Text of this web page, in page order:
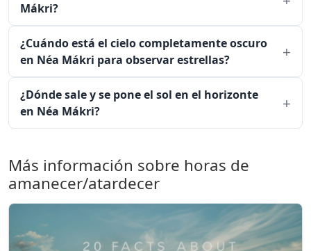
Mákri?
¿Cuándo está el cielo completamente oscuro
en Néa Mákri para observar estrellas?
¿Dónde sale y se pone el sol en el horizonte
en Néa Mákri?
Más información sobre horas de
amanecer/atardecer